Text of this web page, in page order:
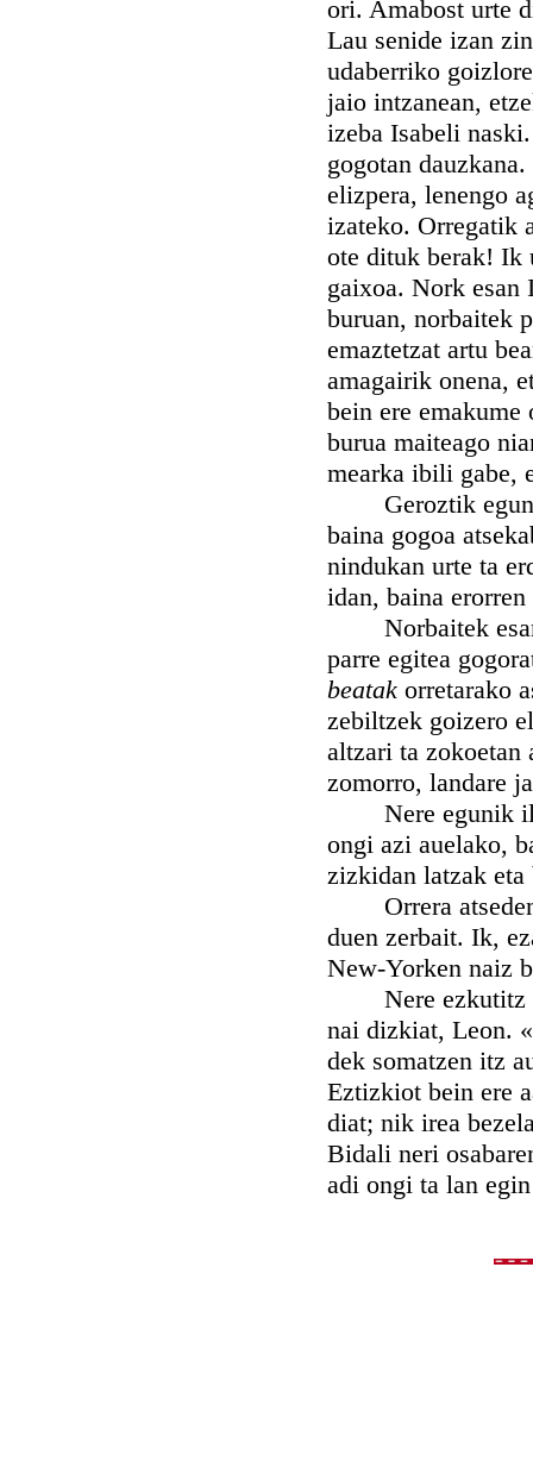
ori. Amabost urte
Lau senide izan
udaberriko
jaio intzanean,
izeba Isabeli
gogotan
elizpera, lenengo
izateko. Orregatik
ote dituk berak! Ik
gaixoa. Nork esan
buruan, norbaitek
emaztetzat artu
amagairik onena,
bein ere emakume
burua maiteago
mearka ibili gabe,
Geroztik
baina gogoa
nindukan urte ta
idan, baina
Norbaitek esan
parre egitea
beatak orretarako
zebiltzek goizero
altzari ta zokoetan
zomorro, landare
Nere egunik
ongi azi auelako,
zizkidan latzak eta
Orrera atseden-
duen zerbait. Ik,
New-Yorken naiz
Nere ezkutitz
nai dizkiat, Leon.
dek somatzen itz
Eztizkiot bein ere
diat; nik irea
Bidali neri
adi ongi ta lan